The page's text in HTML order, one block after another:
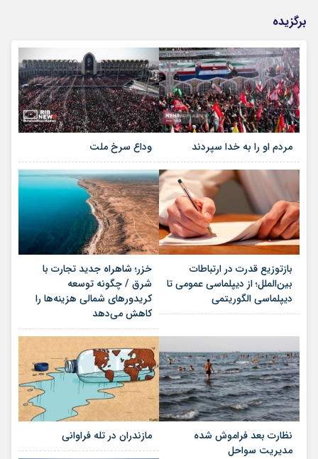
برگزیده
مردم او را به خدا سپردند وداع سرخ ملت
بازتوزیع قدرت در ارتباطات
بین‌الملل؛ از دیپلماسی عمومی تا
دیپلماسی الگوریتمی
خزر؛ شاهراه جدید تجارت با
شرق / چگونه توسعه
کریدورهای شمالی هزینه‌ها را
کاهش می‌دهد
نظارت بعد فراموش شده
مدیریت سواحل
مازندران در تله فراوانی